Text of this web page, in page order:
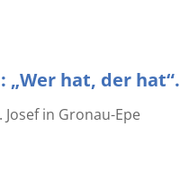
hat, der hat“.
in Gronau-Epe